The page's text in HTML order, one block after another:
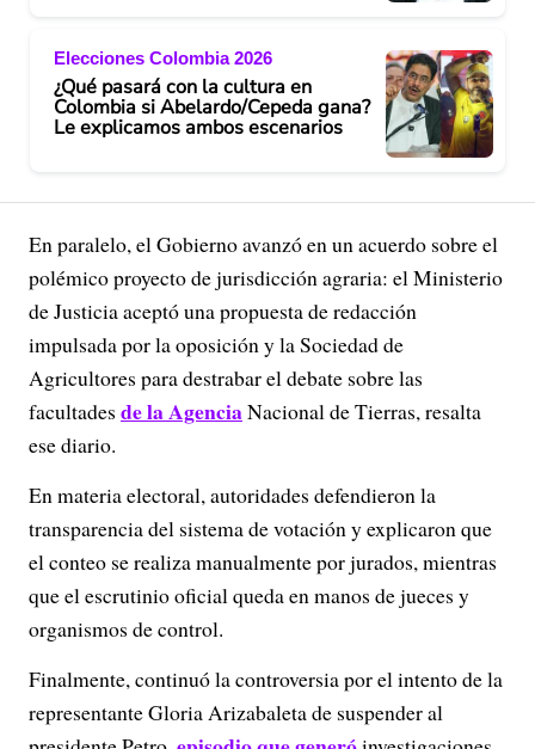
Elecciones Colombia 2026
¿Qué pasará con la cultura en
Colombia si Abelardo/Cepeda gana?
Le explicamos ambos escenarios
En paralelo, el Gobierno avanzó en un acuerdo sobre el
polémico proyecto de jurisdicción agraria: el Ministerio
de Justicia aceptó una propuesta de redacción
impulsada por la oposición y la Sociedad de
Agricultores para destrabar el debate sobre las
facultades de la AgenciaNacional de Tierras, resalta
ese diario.
En materia electoral, autoridades defendieron la
transparencia del sistema de votación y explicaron que
el conteo se realiza manualmente por jurados, mientras
que el escrutinio oficial queda en manos de jueces y
organismos de control.
Finalmente, continuó la controversia por el intento de la
representante Gloria Arizabaleta de suspender al